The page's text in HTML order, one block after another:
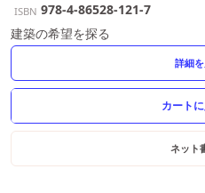
ISBN 978-4-86528-121-7
建築の希望を探る
詳細
ネット